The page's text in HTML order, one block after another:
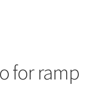
for ramp